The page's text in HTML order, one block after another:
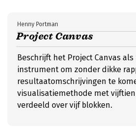
Project Canvas
Henny Portman
Beschrijft het Project Canvas als
instrument om zonder dikke
resultaatomschrijvingen te
visualisatiemethode met
verdeeld over vijf blokken.